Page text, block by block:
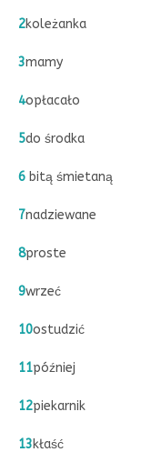
2koleżanka
3mamy
4opłacało
5do środka
6 bitą śmietaną
7nadziewane
8proste
9wrzeć
10ostudzić
11później
12piekarnik
13kłaść